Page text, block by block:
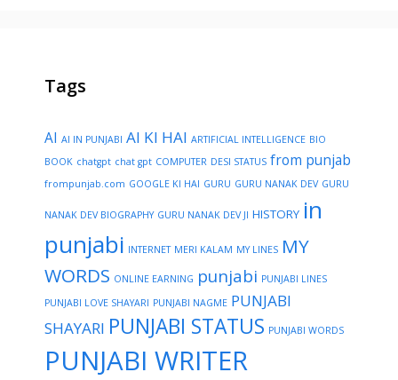
Tags
AI AI IN PUNJABI AI KI HAI ARTIFICIAL INTELLIGENCE BIO
BOOK chatgpt chat gpt COMPUTER DESI STATUS from punjab
frompunjab.com GOOGLE KI HAI GURU GURU NANAK DEV GURU
NANAK DEV BIOGRAPHY GURU NANAK DEV JI HISTORY in
punjabi INTERNET MERI KALAM MY LINES MY
WORDS ONLINE EARNING punjabi PUNJABI LINES
PUNJABI LOVE SHAYARI PUNJABI NAGME PUNJABI
SHAYARI PUNJABI STATUS PUNJABI WORDS
PUNJABI WRITER